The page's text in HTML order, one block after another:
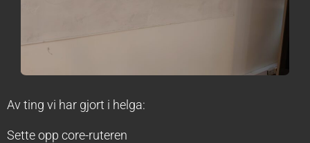
Av ting vi har gjort i helga:
Sette opp core-ruteren